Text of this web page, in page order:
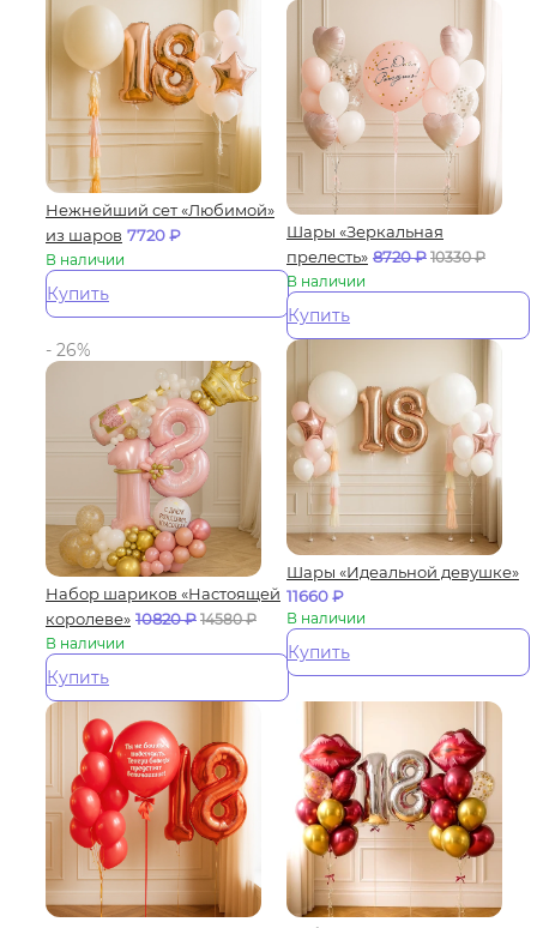
Нежнейший сет «Любимой»
из шаров 7720₽
В наличии
Купить
Шары «Зеркальная
прелесть» 8720₽ 10330₽
В наличии
Купить
- 26%
Набор шариков «Настоящей
королеве» 10820₽ 14580₽
В наличии
Купить
Шары «Идеальной девушке»
11660₽
В наличии
Купить